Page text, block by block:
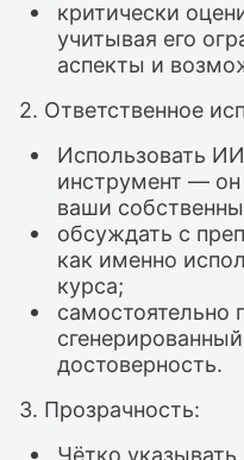
критически
учитывая его
аспекты и
2. Ответственное
Использовать
инструмент — он
ваши
обсуждать с
как именно
курса;
самостоятельно
достоверность.
3. Прозрачность:
Чётко